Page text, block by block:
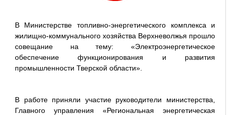
В Министерстве топливно-энергетического комплекса и
жилищно-коммунального хозяйства Верхневолжья прошло
совещание на тему: «Электроэнергетическое
обеспечение функционирования и развития
промышленности Тверской области».
В работе приняли участие руководители министерства,
Главного управления «Региональная энергетическая